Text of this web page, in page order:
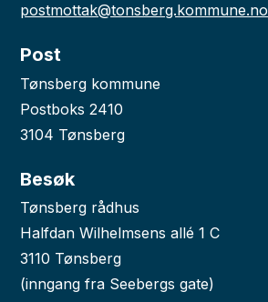
postmottak@tonsberg.kommune.no
Post
Tønsberg kommune
Postboks 2410
3104 Tønsberg
Besøk
Tønsberg rådhus
Halfdan Wilhelmsens allé 1 C
3110 Tønsberg
(inngang fra Seebergs gate)